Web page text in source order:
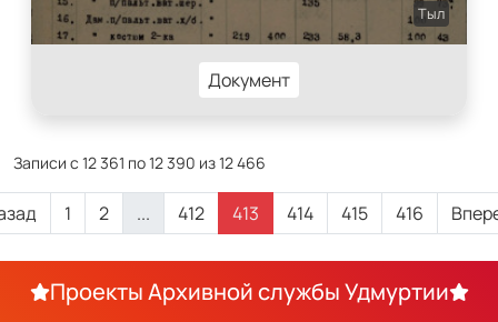
Тыл
Документ
Записи с 12 361 по 12 390 из 12 466
1 2 ... 412 413 414 415 416
Проекты Архивной службы Удмуртии